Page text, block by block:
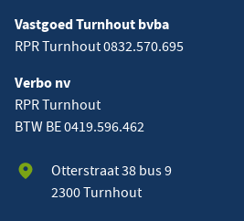
Vastgoed Turnhout bvba
RPR Turnhout 0832.570.695
Verbo nv
RPR Turnhout
BTW BE 0419.596.462
Otterstraat 38 bus 9
2300 Turnhout